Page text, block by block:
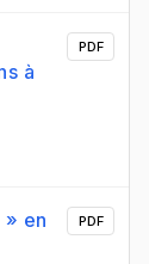
à
PDF
» en
PDF